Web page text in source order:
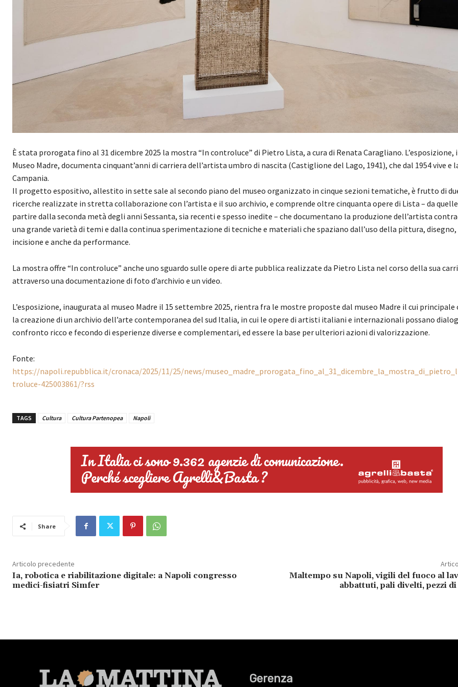
È stata prorogata fino al 31 dicembre 2025 la mostra “In controluce” di Pietro Lista, a cura di Renata Caragliano. L’esposizione,
Museo Madre, documenta cinquant’anni di carriera dell’artista umbro di nascita (Castiglione del Lago, 1941), che dal 1954 vive e
Campania.
Il progetto espositivo, allestito in sette sale al secondo piano del museo organizzato in cinque sezioni tematiche, è frutto di
ricerche realizzate in stretta collaborazione con l’artista e il suo archivio, e comprende oltre cinquanta opere di Lista – da
partire dalla seconda metà degli anni Sessanta, sia recenti e spesso inedite – che documentano la produzione dell’artista
una grande varietà di temi e dalla continua sperimentazione di tecniche e materiali che spaziano dall’uso della pittura,
incisione e anche da performance.
La mostra offre “In controluce” anche uno sguardo sulle opere di arte pubblica realizzate da Pietro Lista nel corso della sua
attraverso una documentazione di foto d’archivio e un video.
L’esposizione, inaugurata al museo Madre il 15 settembre 2025, rientra fra le mostre proposte dal museo Madre il cui
la creazione di un archivio dell’arte contemporanea del sud Italia, in cui le opere di artisti italiani e internazionali possano
confronto ricco e fecondo di esperienze diverse e complementari, ed essere la base per ulteriori azioni di valorizzazione.
Fonte:
https://napoli.repubblica.it/cronaca/2025/11/25/news/
troluce-425003861/?rss
TAGS Cultura Cultura Partenopea Napoli
Share
Articolo precedente
Ia, robotica e riabilitazione digitale: a Napoli congresso
medici-fisiatri Simfer
Maltempo su Napoli, vigili del fuoco al
abbattuti, pali divelti, pezzi
Gerenza